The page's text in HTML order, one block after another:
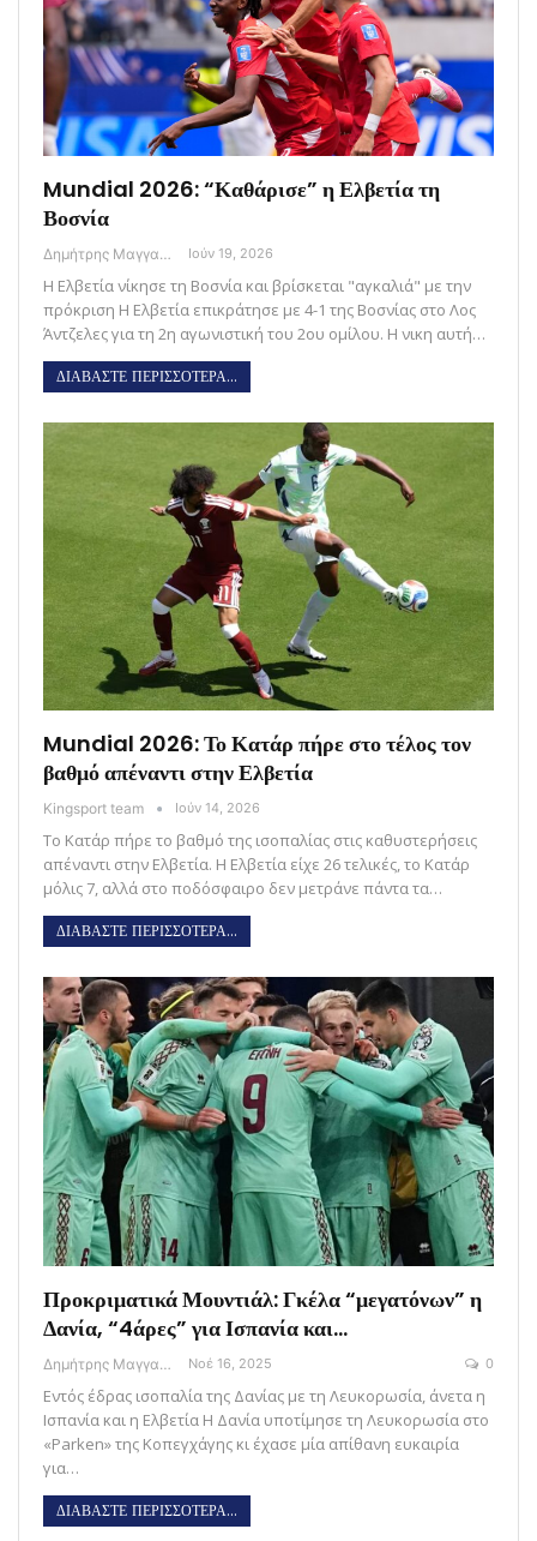
Mundial 2026: “Καθάρισε” η Ελβετία τη
Βοσνία
Δημήτρης Μαγγανάρης Ιούν 19, 2026
Η Ελβετία νίκησε τη Βοσνία και βρίσκεται "αγκαλιά" με την
πρόκριση Η Ελβετία επικράτησε με 4-1 της Βοσνίας στο Λος
Άντζελες για τη 2η αγωνιστική του 2ου ομίλου. Η νικη αυτή…
ΔΙΑΒΑΣΤΕ ΠΕΡΙΣΣΟΤΕΡΑ...
Mundial 2026: Το Κατάρ πήρε στο τέλος τον
βαθμό απέναντι στην Ελβετία
Kingsport team Ιούν 14, 2026
Το Κατάρ πήρε το βαθμό της ισοπαλίας στις καθυστερήσεις
απέναντι στην Ελβετία. Η Ελβετία είχε 26 τελικές, το Κατάρ
μόλις 7, αλλά στο ποδόσφαιρο δεν μετράνε πάντα τα…
ΔΙΑΒΑΣΤΕ ΠΕΡΙΣΣΟΤΕΡΑ...
Προκριματικά Μουντιάλ: Γκέλα “μεγατόνων” η
Δανία, “4άρες” για Ισπανία και…
Δημήτρης Μαγγανάρης Νοέ 16, 2025 0
Εντός έδρας ισοπαλία της Δανίας με τη Λευκορωσία, άνετα η
Ισπανία και η Ελβετία Η Δανία υποτίμησε τη Λευκορωσία στο
«Parken» της Κοπεγχάγης κι έχασε μία απίθανη ευκαιρία
για…
ΔΙΑΒΑΣΤΕ ΠΕΡΙΣΣΟΤΕΡΑ...